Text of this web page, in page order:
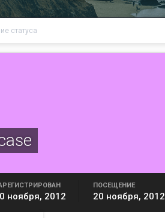
статуса
ноября, 2012
ПОСЕЩЕНИЕ
20 ноября, 2012